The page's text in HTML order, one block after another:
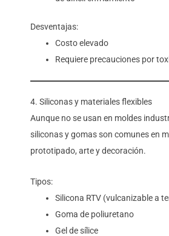
Desventajas:
Costo elevado
Requiere precauciones por
4. Siliconas y materiales flexibles
Aunque no se usan en moldes
siliconas y gomas son comunes en
prototipado, arte y decoración.
Tipos:
Silicona RTV (vulcanizable a
Goma de poliuretano
Gel de sílice